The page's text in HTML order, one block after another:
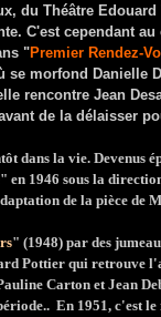
du Théâtre
C'est cependant
"Premier Rendez-
morfond Danielle
rencontre Jean
de la délaisser
dans la vie. Devenus
" en 1946 sous la
de la pièce de
" (1948) par des
Pottier qui retrouve
Carton et Jean
En 1951, c'est